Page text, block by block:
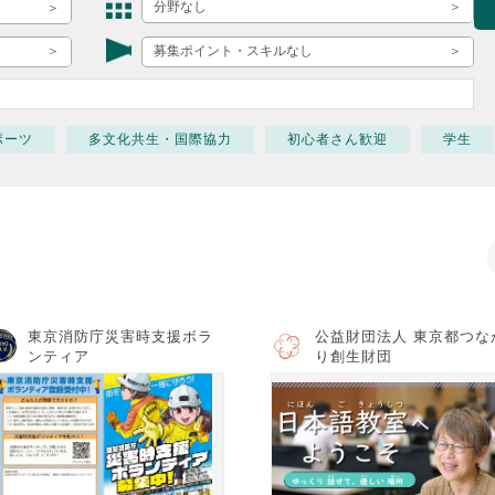
ボランティア
分野なし
募集ポイント・スキルなし
ーツ 多文化共生・国際協力 初心者さん歓迎 学生
東京消防庁災害時支援ボラ
ンティア
公益財団法人 東京都つな
り創生財団